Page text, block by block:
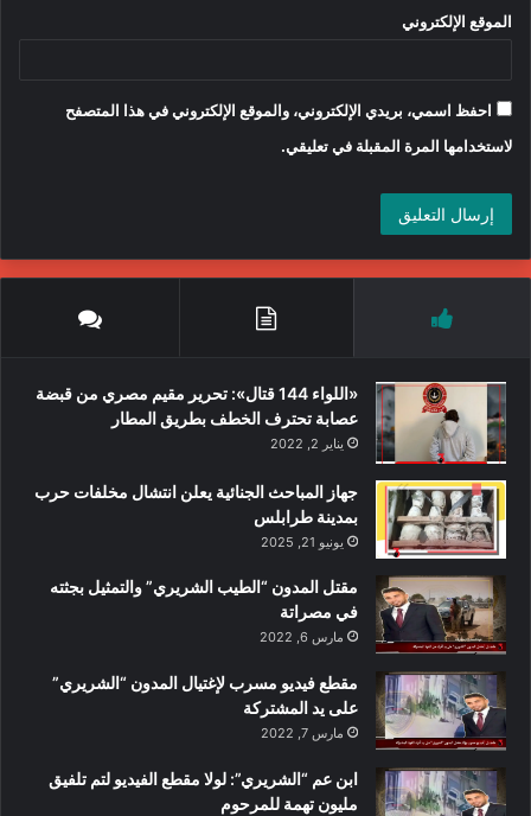
الموقع الإلكتروني
احفظ اسمي، بريدي الإلكتروني، والموقع الإلكتروني في هذا المتصفح
لاستخدامها المرة المقبلة في تعليقي.
«اللواء 144 قتال»: تحرير مقيم مصري من قبضة
عصابة تحترف الخطف بطريق المطار
يناير 2, 2022
جهاز المباحث الجنائية يعلن انتشال مخلفات حرب
بمدينة طرابلس
يونيو 21, 2025
مقتل المدون “الطيب الشريري” والتمثيل بجثته
في مصراتة
مارس 6, 2022
مقطع فيديو مسرب لإغتيال المدون “الشريري”
على يد المشتركة
مارس 7, 2022
ابن عم “الشريري”: لولا مقطع الفيديو لتم تلفيق
مليون تهمة للمرحوم